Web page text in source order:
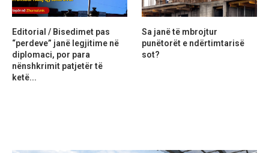
Editorial / Bisedimet pas
“perdeve” janë legjitime në
diplomaci, por para
nënshkrimit patjetër të
ketë...
Sa janë të mbrojtur
punëtorët e ndërtimtarisë
sot?